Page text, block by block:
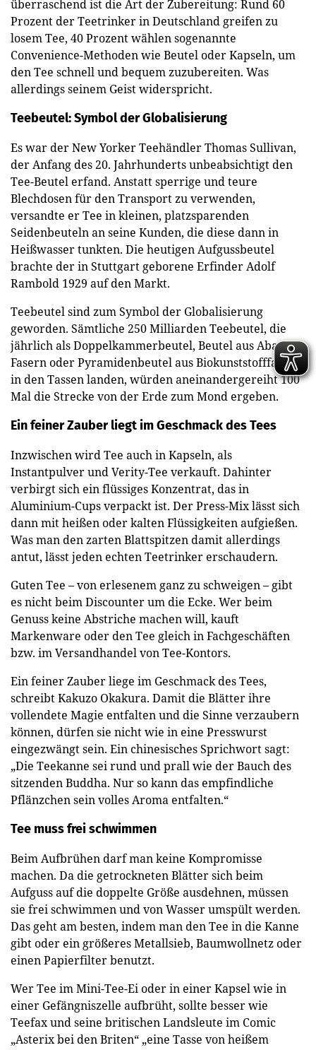
überraschend ist die Art der Zubereitung: Rund 60
Prozent der Teetrinker in Deutschland greifen zu
losem Tee, 40 Prozent wählen sogenannte
Convenience-Methoden wie Beutel oder Kapseln, um
den Tee schnell und bequem zuzubereiten. Was
allerdings seinem Geist widerspricht.
Teebeutel: Symbol der Globalisierung
Es war der New Yorker Teehändler Thomas Sullivan,
der Anfang des 20. Jahrhunderts unbeabsichtigt den
Tee-Beutel erfand. Anstatt sperrige und teure
Blechdosen für den Transport zu verwenden,
versandte er Tee in kleinen, platzsparenden
Seidenbeuteln an seine Kunden, die diese dann in
Heißwasser tunkten. Die heutigen Aufgussbeutel
brachte der in Stuttgart geborene Erfinder Adolf
Rambold 1929 auf den Markt.
Teebeutel sind zum Symbol der Globalisierung
geworden. Sämtliche 250 Milliarden Teebeutel, die
jährlich als Doppelkammerbeutel, Beutel aus Abacá-
Fasern oder Pyramidenbeutel aus Biokunststofffasern
in den Tassen landen, würden aneinandergereiht 100
Mal die Strecke von der Erde zum Mond ergeben.
Ein feiner Zauber liegt im Geschmack des Tees
Inzwischen wird Tee auch in Kapseln, als
Instantpulver und Verity-Tee verkauft. Dahinter
verbirgt sich ein flüssiges Konzentrat, das in
Aluminium-Cups verpackt ist. Der Press-Mix lässt sich
dann mit heißen oder kalten Flüssigkeiten aufgießen.
Was man den zarten Blattspitzen damit allerdings
antut, lässt jeden echten Teetrinker erschaudern.
Guten Tee – von erlesenem ganz zu schweigen – gibt
es nicht beim Discounter um die Ecke. Wer beim
Genuss keine Abstriche machen will, kauft
Markenware oder den Tee gleich in Fachgeschäften
bzw. im Versandhandel von Tee-Kontors.
Ein feiner Zauber liege im Geschmack des Tees,
schreibt Kakuzo Okakura. Damit die Blätter ihre
vollendete Magie entfalten und die Sinne verzaubern
können, dürfen sie nicht wie in eine Presswurst
eingezwängt sein. Ein chinesisches Sprichwort sagt:
„Die Teekanne sei rund und prall wie der Bauch des
sitzenden Buddha. Nur so kann das empfindliche
Pflänzchen sein volles Aroma entfalten.“
Tee muss frei schwimmen
Beim Aufbrühen darf man keine Kompromisse
machen. Da die getrockneten Blätter sich beim
Aufguss auf die doppelte Größe ausdehnen, müssen
sie frei schwimmen und von Wasser umspült werden.
Das geht am besten, indem man den Tee in die Kanne
gibt oder ein größeres Metallsieb, Baumwollnetz oder
einen Papierfilter benutzt.
Wer Tee im Mini-Tee-Ei oder in einer Kapsel wie in
einer Gefängniszelle aufbrüht, sollte besser wie
Teefax und seine britischen Landsleute im Comic
„Asterix bei den Briten“ „eine Tasse von heißem